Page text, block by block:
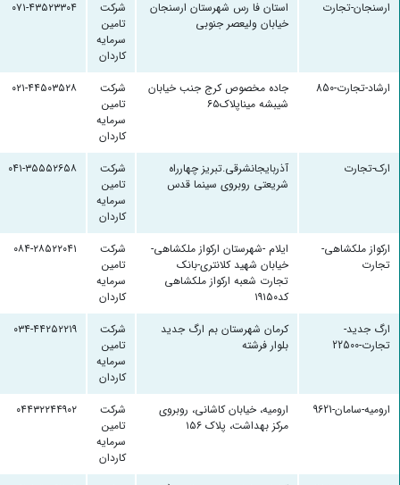
ارسنجان-تجارت
استان فا رس شهرستان ارسنجان
خیابان ولیعصر جنوبی
شرکت
تامین
سرمایه
کاردان
۰۷۱-۴۳۵۲۳۳۰۴
ارشاد-تجارت-850
جاده مخصوص کرج جنب خیابان
شیبشه میناپلاک۶۵
شرکت
تامین
سرمایه
کاردان
۰۲۱-۴۴۵۰۳۵۲۸
ارک-تجارت
آذربایجانشرقی.تبریز چهارراه
شریعتی روبروی سینما قدس
شرکت
تامین
سرمایه
کاردان
۰۴۱-۳۵۵۵۲۶۵۸
ارکواز ملکشاهی-
تجارت
ایلام -شهرستان ارکواز ملکشاهی-
خیابان شهید کلانتری-بانک
تجارت شعبه ارکواز ملکشاهی
کد۱۹۱۵۰
شرکت
تامین
سرمایه
کاردان
۰۸۴-۲۸۵۲۲۰۴۱
ارگ جدید-
تجارت-22500
کرمان شهرستان بم ارگ جدید
بلوار فرشته
شرکت
تامین
سرمایه
کاردان
۰۳۴-۴۴۲۵۲۲۱۹
ارومیه-سامان-9621
ارومیه، خیابان کاشانی، روبروی
مرکز بهداشت، پلاک ۱۵۶
شرکت
تامین
سرمایه
کاردان
۰۴۴۳۲۲۴۴۹۰۲